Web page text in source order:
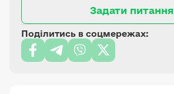
Задати питання
Поділитись в соцмережах: